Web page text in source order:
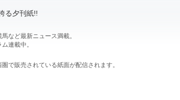
る夕刊紙!!
など最新ニュース満載。
連載中。
で販売されている紙面が配信されます。